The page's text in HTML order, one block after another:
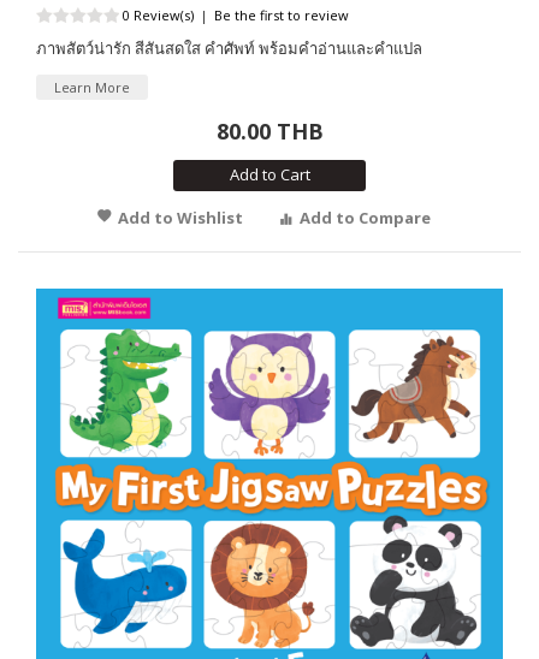
0 Review(s) | Be the first to review
ภาพสัตว์น่ารัก สีสันสดใส คำศัพท์ พร้อมคำอ่านและคำแปล
Learn More
80.00 THB
Add to Cart
Add to Wishlist
Add to Compare